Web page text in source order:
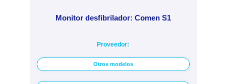
Monitor desfibrilador: Comen S1
Proveedor:
Otros modelos